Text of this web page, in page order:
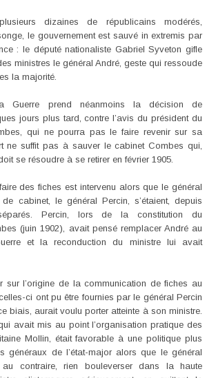
dizaines de républicains modérés,
le gouvernement est sauvé in extremis par
: le député nationaliste Gabriel Syveton gifle
ministres le général André, geste qui ressoude
la majorité.
Guerre prend néanmoins la décision de
jours plus tard, contre l’avis du président du
qui ne pourra pas le faire revenir sur sa
ne suffit pas à sauver le cabinet Combes qui,
se résoudre à se retirer en février 1905.
des fiches est intervenu alors que le général
cabinet, le général Percin, s’étaient, depuis
Percin, lors de la constitution du
(juin 1902), avait pensé remplacer André au
et la reconduction du ministre lui avait
sur l’origine de la communication de fiches au
ci ont pu être fournies par le général Percin
biais, aurait voulu porter atteinte à son ministre.
avait mis au point l’organisation pratique des
Mollin, était favorable à une politique plus
généraux de l’état-major alors que le général
contraire, rien bouleverser dans la haute